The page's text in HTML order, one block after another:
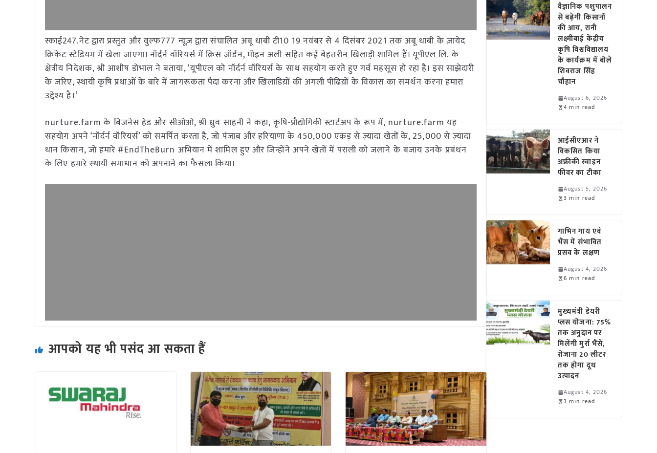
स्काई247.नेट द्वारा प्रस्तुत और वुल्फ777 न्यूज़ द्वारा संचालित अबू धाबी टी10 19 नवंबर से 4 दिसंबर 2021 तक अबू धाबी के ज़ायेद
क्रिकेट स्टेडियम में खेला जाएगा। नॉर्दर्न वॉरियर्स में क्रिस जॉर्डन, मोइन अली सहित कई बेहतरीन खिलाड़ी शामिल हैं। यूपीएल लि. के
क्षेत्रीय निदेशक, श्री आशीष डोभाल ने बताया, ‘यूपीएल को नॉर्दर्न वॉरियर्स के साथ सहयोग करते हुए गर्व महसूस हो रहा है। इस साझेदारी
के जरिए, स्थायी कृषि प्रथाओं के बारे में जागरूकता पैदा करना और खिलाडिय़ों की अगली पीढिय़ों के विकास का समर्थन करना हमारा
उद्देश्य है।’
nurture.farm के बिजनेस हेड और सीओओ, श्री ध्रुव साहनी ने कहा, कृषि-प्रौद्योगिकी स्टार्टअप के रूप में, nurture.farm यह
सहयोग अपने ‘नॉर्दर्न वॉरियर्स’ को समर्पित करता है, जो पंजाब और हरियाणा के 450,000 एकड़ से ज़्यादा खेतों के, 25,000 से ज़्यादा
धान किसान, जो हमारे #EndTheBurn अभियान में शामिल हुए और जिन्होंने अपने खेतों में पराली को जलाने के बजाय उनके प्रबंधन
के लिए हमारे स्थायी समाधान को अपनाने का फैसला किया।
आपको यह भी पसंद आ सकता हैं
वैज्ञानिक पशुपालन
से बढ़ेगी किसानों
की आय, रानी
लक्ष्मीबाई केंद्रीय
कृषि विश्वविद्यालय
के कार्यक्रम में बोले
शिवराज सिंह
चौहान
August 6, 2026
4 min read
आईसीएआर ने
विकसित किया
अफ्रीकी स्वाइन
फीवर का टीका
August 5, 2026
3 min read
गाभिन गाय एवं
भैंस में संभावित
प्रसव के लक्षण
August 4, 2026
6 min read
मुख्यमंत्री डेयरी
प्लस योजना: 75%
तक अनुदान पर
मिलेंगी मुर्रा भैंसें,
रोजाना 20 लीटर
तक होगा दूध
उत्पादन
August 4, 2026
3 min read